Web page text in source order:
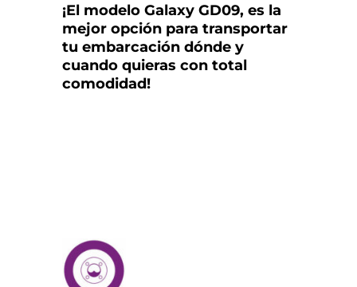
¡El modelo Galaxy GD09, es la
mejor opción para transportar
tu embarcación dónde y
cuando quieras con total
comodidad!